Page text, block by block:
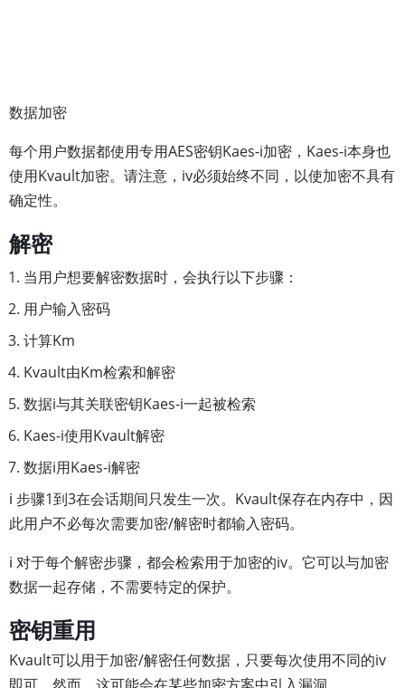
数据加密
每个用户数据都使用专用AES密钥Kaes-i加密，Kaes-i本身也
使用Kvault加密。请注意，iv必须始终不同，以使加密不具有
确定性。
解密
当用户想要解密数据时，会执行以下步骤：
用户输入密码
计算Km
Kvault由Km检索和解密
数据i与其关联密钥Kaes-i一起被检索
Kaes-i使用Kvault解密
数据i用Kaes-i解密
ℹ️ 步骤1到3在会话期间只发生一次。Kvault保存在内存中，因
此用户不必每次需要加密/解密时都输入密码。
ℹ️ 对于每个解密步骤，都会检索用于加密的iv。它可以与加密
数据一起存储，不需要特定的保护。
密钥重用
Kvault可以用于加密/解密任何数据，只要每次使用不同的iv